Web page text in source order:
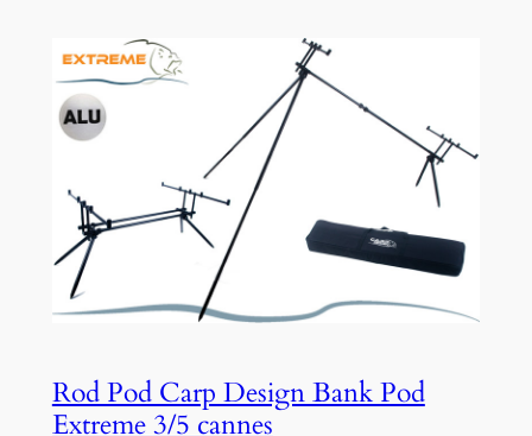
Rod Pod Carp Design Bank Pod
Extreme 3/5 cannes